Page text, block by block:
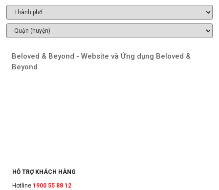
Beloved & Beyond - Website và Ứng dụng Beloved &
Beyond
HỖ TRỢ KHÁCH HÀNG
Hotline 1900 55 88 12